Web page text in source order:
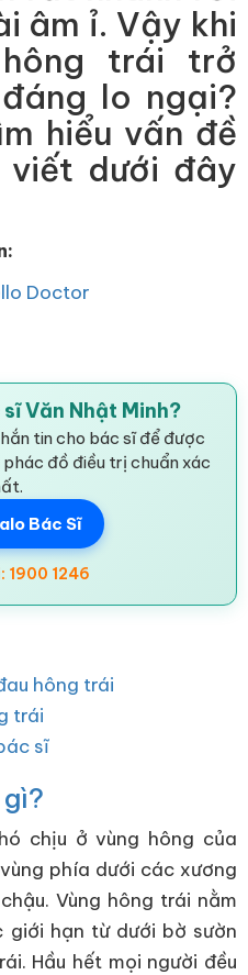
âm ỉ. Vậy khi
trái trở
lo ngại?
hiểu vấn đề
dưới đây
Doctor
Văn Nhật Minh?
tin cho bác sĩ để được
đồ điều trị chuẩn xác
Bác Sĩ
1900 1246
hông trái
trái
sĩ
chịu ở vùng hông của
phía dưới các xương
Vùng hông trái nằm
hạn từ dưới bờ sườn
Hầu hết mọi người đều